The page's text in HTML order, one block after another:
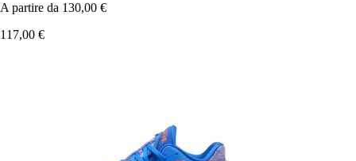
A partire da 130,00 €
117,00 €